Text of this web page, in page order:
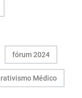
fórum 2024
Médico